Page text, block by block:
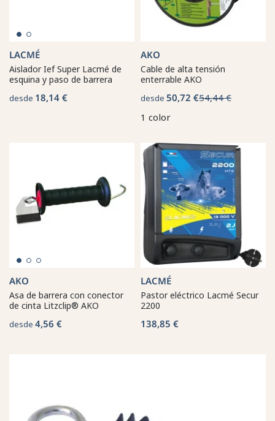
LACMÉ
Aislador Ief Super Lacmé de
esquina y paso de barrera
desde 18,14 €
AKO
Cable de alta tensión
enterrable AKO
desde 50,72 €54,44 €
1 color
AKO
Asa de barrera con conector
de cinta Litzclip® AKO
desde 4,56 €
LACMÉ
Pastor eléctrico Lacmé Secur
2200
138,85 €